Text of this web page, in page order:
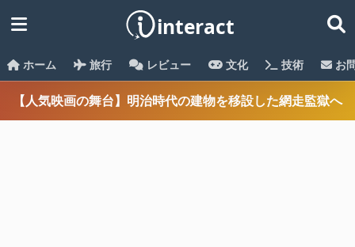
ホーム 旅行 レビュー 文化 技術 お
【人気映画の舞台】明治時代の建物を移設した網走監獄へ